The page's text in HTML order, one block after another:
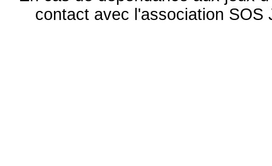
contact avec l'association